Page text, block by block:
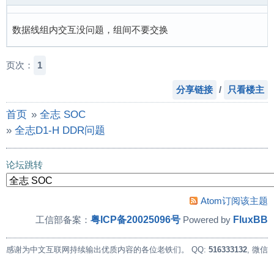
数据线组内交互没问题，组间不要交换
页次： 1
分享链接 / 只看楼主
首页 » 全志 SOC
» 全志D1-H DDR问题
论坛跳转
Atom订阅该主题
工信部备案： 粤ICP备20025096号 Powered by FluxBB
感谢为中文互联网持续输出优质内容的各位老铁们。 QQ: 516333132 , 微信